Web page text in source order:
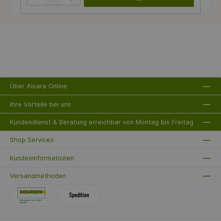
ausgestattet, das Langlebigkeit und Widerstandsfähigkeit
sich ideal für die Verwendung mit Wasser eignet. Vertrauen
Sie auf die Qualität der Marke GEKA und bringen Sie einen
Hauch von Professionalität in Ihren Arbeitsalltag. Der
Schlauchaufroller PA20 ist die perfekte Wahl für alle, die
Wert auf einfache Handhabung und langlebige Materialien
legen.
Über Alsara Online
Ihre Vorteile bei uns
Kundendienst & Beratung erreichbar von Montag bis Freitag
Shop Services
Kundeninformationen
Versandmethoden